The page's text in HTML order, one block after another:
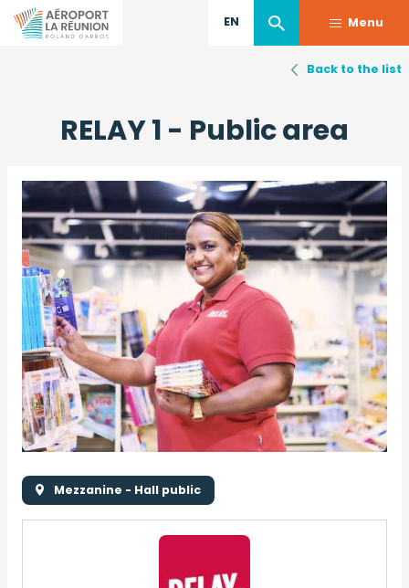
EN Menu
RELAY 1 - Public area
Mezzanine - Hall public
Logo
Image
Back to the list